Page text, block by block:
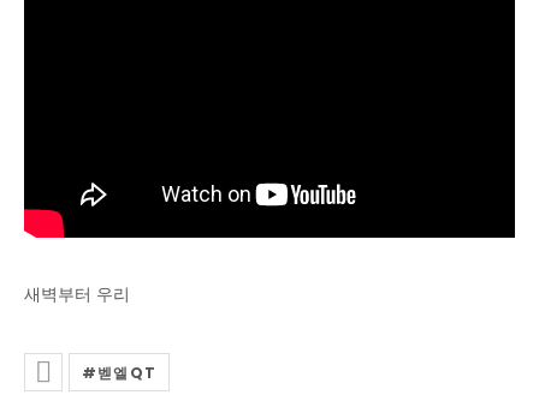
새벽부터 우리
벧엘QT